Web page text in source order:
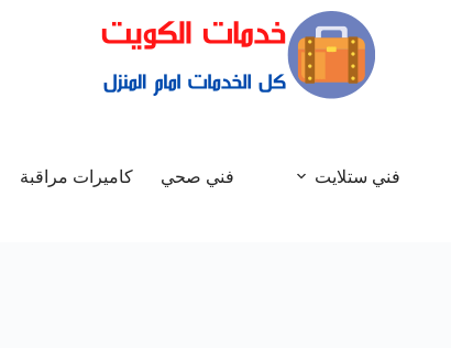
فني ستلايت فني صحي كاميرات مراقبة